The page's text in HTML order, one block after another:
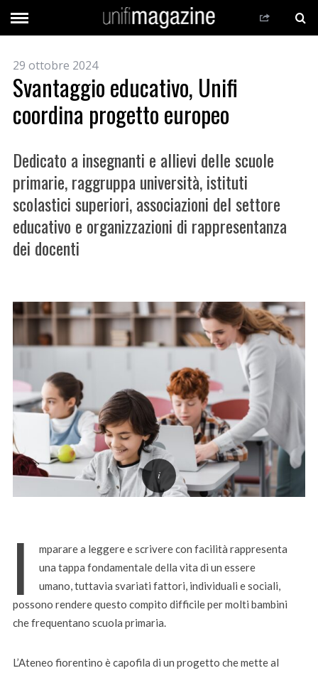
29 ottobre 2024
Svantaggio educativo, Unifi
coordina progetto europeo
Dedicato a insegnanti e allievi delle scuole
primarie, raggruppa università, istituti
scolastici superiori, associazioni del settore
educativo e organizzazioni di rappresentanza
dei docenti
I
mparare a leggere e scrivere con facilità rappresenta
una tappa fondamentale della vita di un essere
umano, tuttavia svariati fattori, individuali e sociali,
possono rendere questo compito difficile per molti bambini
che frequentano scuola primaria.
L’Ateneo fiorentino è capofila di un progetto che mette al